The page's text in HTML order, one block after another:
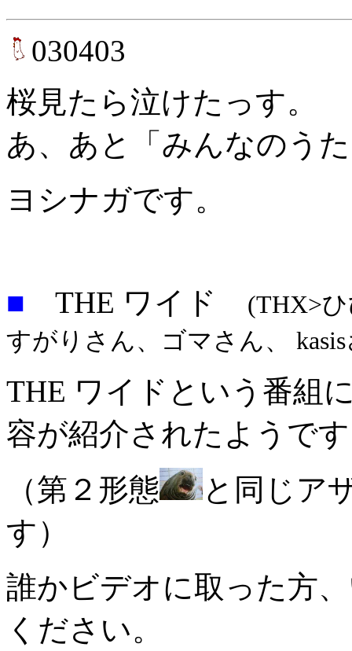
030403
桜見たら泣けたっす。
あ、あと「みんなのう
ヨシナガです。
■ THE ワイド
(THX>
すがりさん、ゴマさん、
THE ワイドという番組
容が紹介されたようで
（第２形態
と同じア
す）
誰かビデオに取った方
ください。